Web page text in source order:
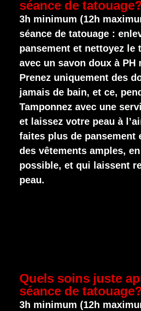
séance de
3h minimum (12h
séance de tatouage :
pansement et nettoyez le
avec un savon doux à PH
Prenez uniquement des
jamais de bain, et ce,
Tamponnez avec une
et laissez votre peau à
faites plus de pansement
des vêtements amples,
possible, et qui laissent
peau.
Quels soins juste
séance de
3h minimum (12h